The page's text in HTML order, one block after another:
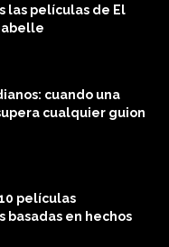
las películas de El
cuando una
cualquier guion
películas
basadas en hechos